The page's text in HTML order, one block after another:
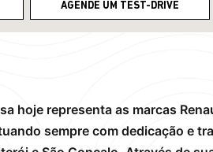
AGENDE UM TEST-DRIVE
hoje representa as marcas
sempre com dedicação e